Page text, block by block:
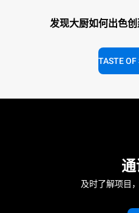
发现大厨如何出色创
TASTE OF
及时了解项目